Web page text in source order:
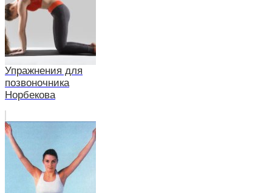
Упражнения для
позвоночника
Норбекова